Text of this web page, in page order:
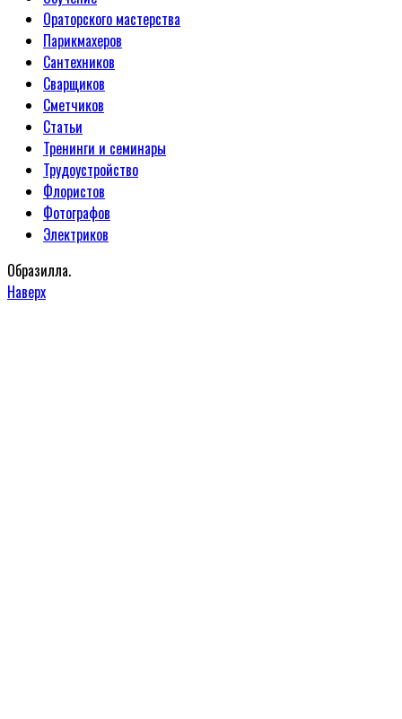
Ораторского мастерства
Парикмахеров
Сантехников
Сварщиков
Сметчиков
Статьи
Тренинги и семинары
Трудоустройство
Флористов
Фотографов
Электриков
Образилла.
Наверх